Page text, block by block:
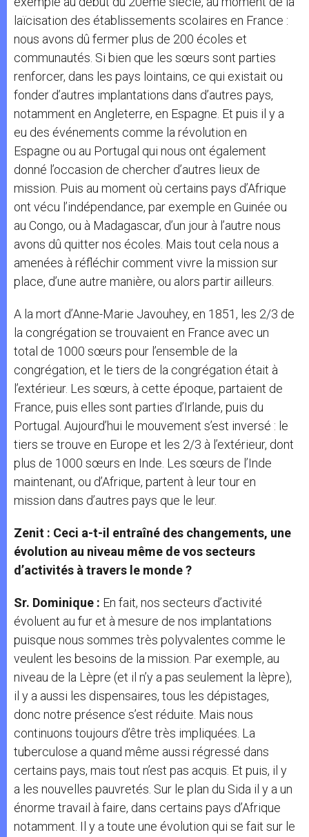
laïcisation des établissements scolaires en France :
nous avons dû fermer plus de 200 écoles et
communautés. Si bien que les sœurs sont parties
renforcer, dans les pays lointains, ce qui existait ou
fonder d’autres implantations dans d’autres pays,
notamment en Angleterre, en Espagne. Et puis il y a
eu des événements comme la révolution en
Espagne ou au Portugal qui nous ont également
donné l’occasion de chercher d’autres lieux de
mission. Puis au moment où certains pays d’Afrique
ont vécu l’indépendance, par exemple en Guinée ou
au Congo, ou à Madagascar, d’un jour à l’autre nous
avons dû quitter nos écoles. Mais tout cela nous a
amenées à réfléchir comment vivre la mission sur
place, d’une autre manière, ou alors partir ailleurs.
A la mort d’Anne-Marie Javouhey, en 1851, les 2/3 de
la congrégation se trouvaient en France avec un
total de 1000 sœurs pour l’ensemble de la
congrégation, et le tiers de la congrégation était à
l’extérieur. Les sœurs, à cette époque, partaient de
France, puis elles sont parties d’Irlande, puis du
Portugal. Aujourd’hui le mouvement s’est inversé : le
tiers se trouve en Europe et les 2/3 à l’extérieur, dont
plus de 1000 sœurs en Inde. Les sœurs de l’Inde
maintenant, ou d’Afrique, partent à leur tour en
mission dans d’autres pays que le leur.
Zenit : Ceci a-t-il entraîné des changements, une
évolution au niveau même de vos secteurs
d’activités à travers le monde ?
Sr. Dominique : En fait, nos secteurs d’activité
évoluent au fur et à mesure de nos implantations
puisque nous sommes très polyvalentes comme le
veulent les besoins de la mission. Par exemple, au
niveau de la Lèpre (et il n’y a pas seulement la lèpre),
il y a aussi les dispensaires, tous les dépistages,
donc notre présence s’est réduite. Mais nous
continuons toujours d’être très impliquées. La
tuberculose a quand même aussi régressé dans
certains pays, mais tout n’est pas acquis. Et puis, il y
a les nouvelles pauvretés. Sur le plan du Sida il y a un
énorme travail à faire, dans certains pays d’Afrique
notamment. Il y a toute une évolution qui se fait sur le